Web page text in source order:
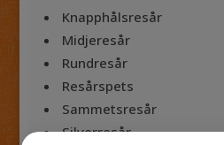
Knapphålsresår
Midjeresår
Rundresår
Resårspets
Sammetsresår
Silverresår